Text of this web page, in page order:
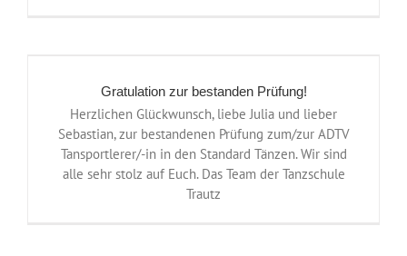
Gratulation zur bestanden Prüfung!
Herzlichen Glückwunsch, liebe Julia und lieber
Sebastian, zur bestandenen Prüfung zum/zur ADTV
Tansportlerer/-in in den Standard Tänzen. Wir sind
alle sehr stolz auf Euch. Das Team der Tanzschule
Trautz